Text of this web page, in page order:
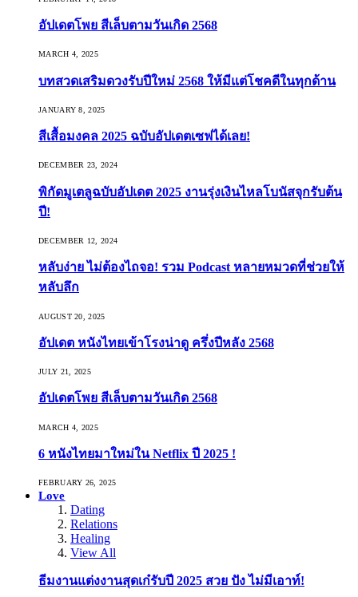
อัปเดตโพย สีเล็บตามวันเกิด 2568
MARCH 4, 2025
บทสวดเสริมดวงรับปีใหม่ 2568 ให้มีแต่โชคดีในทุกด้าน
JANUARY 8, 2025
สีเสื้อมงคล 2025 ฉบับอัปเดตเซฟได้เลย!
DECEMBER 23, 2024
พิกัดมูเตลูฉบับอัปเดต 2025 งานรุ่งเงินไหลโบนัสจุกรับต้น
ปี!
DECEMBER 12, 2024
หลับง่าย ไม่ต้องไถจอ! รวม Podcast หลายหมวดที่ช่วยให้
หลับลึก
AUGUST 20, 2025
อัปเดต หนังไทยเข้าโรงน่าดู ครึ่งปีหลัง 2568
JULY 21, 2025
อัปเดตโพย สีเล็บตามวันเกิด 2568
MARCH 4, 2025
6 หนังไทยมาใหม่ใน Netflix ปี 2025 !
FEBRUARY 26, 2025
Love
Dating
Relations
Healing
View All
ธีมงานแต่งงานสุดเก๋รับปี 2025 สวย ปัง ไม่มีเอาท์!